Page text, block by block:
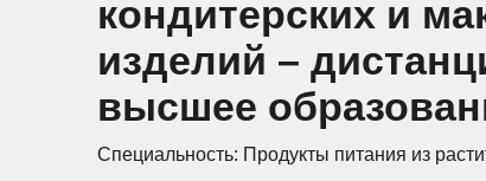
кондитерских и
изделий –
высшее
Специальность: Продукты питания из